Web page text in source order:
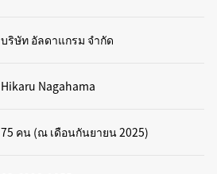
บริษัท อัลดาแกรม จำกัด
Hikaru Nagahama
75 คน (ณ เดือนกันยายน 2025)